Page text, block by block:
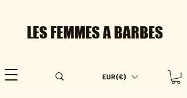
LES FEMMES A BARBES
EUR (€)